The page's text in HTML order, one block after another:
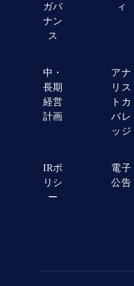
ガバ
ナン
ス
ィ
中・
長期
経営
計画
アナ
リス
トカ
バレ
ッジ
IRポ
リシ
ー
電子
公告